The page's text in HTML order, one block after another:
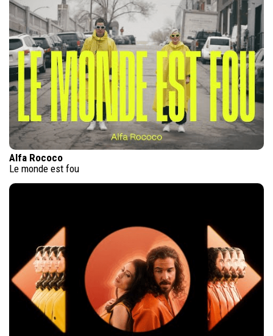
Alfa Rococo
Le monde est fou